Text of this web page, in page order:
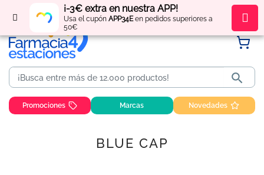
¡-3€ extra en nuestra APP!
Usa el cupón APP34Een pedidos superiores a
50€
Regístratey obténpuntos por tus compras

Promociones Marcas Novedades
BLUE CAP